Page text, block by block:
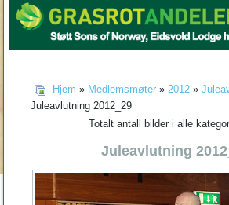
Hjem » Medlemsmøter» 2012»
Juleavlutning 2012_29
Totalt antall bilder i alle
Juleavlutning